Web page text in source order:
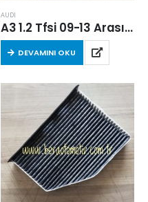
AUDI
A3 1.2 Tfsi 09-13 Arası Karbonlu Kabin Filtresi (CBZB)
DEVAMINI OKU